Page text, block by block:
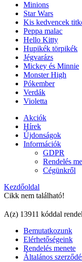
Minions
Star Wars
Kis kedvencek
Peppa malac
Hello Kitty
Hupikék törpikék
Jégvarázs
Mickey és Minnie
Monster High
Pókember
Verdák
Violetta
Akciók
Hírek
Újdonságok
Információk
GDPR
Rendelés
Cégünkről
Kezdőoldal
Cikk nem található!
A(z) 13911 kóddal
Bemutatkozunk
Elérhetőségeink
Rendelés menete
Általános